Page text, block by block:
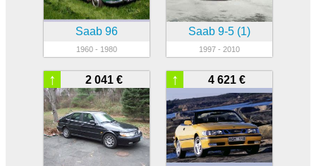
Saab 96
1960 - 1980
Saab 9-5 (1)
1997 - 2010
2 041 €
↑ 4 621 €
↑